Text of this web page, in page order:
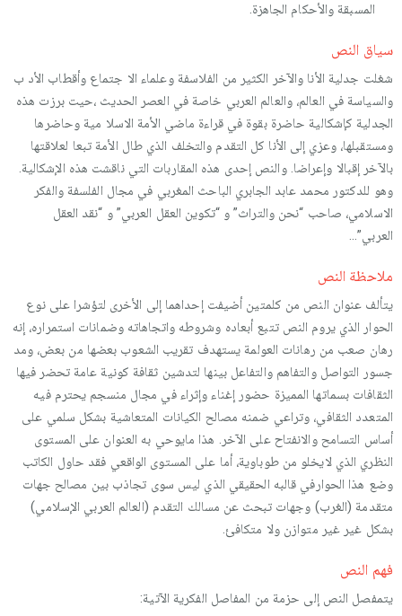
المسبقة والأحكام الجاهزة.
سياق النص
شغلت جدلية الأنا والآخر الكثير من الفلاسفة وعلماء الا جتماع وأقطاب الأد ب
والسياسة في العالم، والعالم العربي خاصة في العصر الحديث ،حيت برزت هذه
الجدلية كإشكالية حاضرة بقوة في قراءة ماضي الأمة الاسلا مية وحاضرها
ومستقبلها، وعزي إلى الأنا كل التقدم والتخلف الذي طال الأمة تبعا لعلاقتها
بالآخر إقبالا وإعراضا. والنص إحدى هذه المقاربات التي ناقشت هذه الإشكالية.
وهو للدكتور محمد عابد الجابري الباحث المغربي في مجال الفلسفة والفكر
الاسلامي، صاحب “نحن والتراث” و “تكوين العقل العربي” و “نقد العقل
العربي”…
ملاحظة النص
يتألف عنوان النص من كلمتين أضيفت إحداهما إلى الأخرى لتؤشرا على نوع
الحوار الذي يروم النص تتبع أبعاده وشروطه واتجاهاته وضمانات استمراره، إنه
رهان صعب من رهانات العولمة يستهدف تقريب الشعوب بعضها من بعض، ومد
جسور التواصل والتفاهم والتفاعل بينها لتدشين ثقافة كونية عامة تحضر فيها
الثقافات بسماتها المميزة حضور إغناء وإثراء في مجال منسجم يحترم فيه
المتعدد الثقافي، وتراعي ضمنه مصالح الكيانات المتعاشية بشكل سلمي على
أساس التسامح والانفتاح على الآخر. هذا مايوحي به العنوان على المستوى
النظري الذي لايخلو من طوباوية، أما على المستوى الواقعي فقد حاول الكاتب
وضع هذا الحوارفي قالبه الحقيقي الذي ليس سوى تجاذب بين مصالح جهات
متقدمة (الغرب) وجهات تبحث عن مسالك التقدم (العالم العربي الإسلامي)
بشكل غير غير متوازن ولا متكافئ.
فهم النص
يتمفصل النص إلى حزمة من المفاصل الفكرية الآتية: